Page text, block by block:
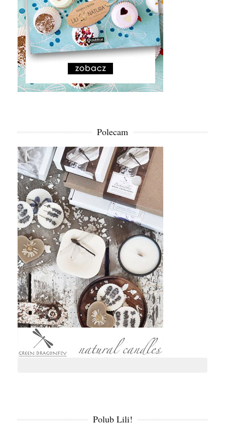
Polecam
Polub Lili!